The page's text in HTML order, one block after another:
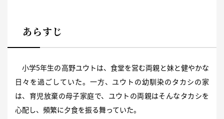
あらすじ
小学5年生の高野ユウトは、食堂を営む両親と妹と健やかな
日々を過ごしていた。一方、ユウトの幼馴染のタカシの家
は、育児放棄の母子家庭で、ユウトの両親はそんなタカシを
心配し、頻繁に夕食を振る舞っていた。